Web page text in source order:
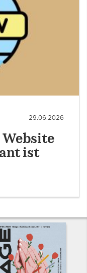
29.06.2026
Website
ist